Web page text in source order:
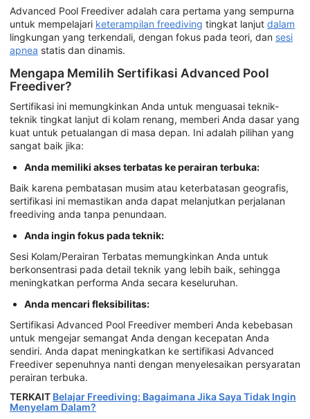
Advanced Pool Freediver adalah cara pertama yang sempurna
untuk mempelajari keterampilan freediving tingkat lanjut dalam
lingkungan yang terkendali, dengan fokus pada teori, dan sesi
apnea statis dan dinamis.
Mengapa Memilih Sertifikasi Advanced Pool
Freediver?
Sertifikasi ini memungkinkan Anda untuk menguasai teknik-
teknik tingkat lanjut di kolam renang, memberi Anda dasar yang
kuat untuk petualangan di masa depan. Ini adalah pilihan yang
sangat baik jika:
Anda memiliki akses terbatas ke perairan terbuka:
Baik karena pembatasan musim atau keterbatasan geografis,
sertifikasi ini memastikan anda dapat melanjutkan perjalanan
freediving anda tanpa penundaan.
Anda ingin fokus pada teknik:
Sesi Kolam/Perairan Terbatas memungkinkan Anda untuk
berkonsentrasi pada detail teknik yang lebih baik, sehingga
meningkatkan performa Anda secara keseluruhan.
Anda mencari fleksibilitas:
Sertifikasi Advanced Pool Freediver memberi Anda kebebasan
untuk mengejar semangat Anda dengan kecepatan Anda
sendiri. Anda dapat meningkatkan ke sertifikasi Advanced
Freediver sepenuhnya nanti dengan menyelesaikan persyaratan
perairan terbuka.
TERKAIT Belajar Freediving: Bagaimana Jika Saya Tidak Ingin
Menyelam Dalam?